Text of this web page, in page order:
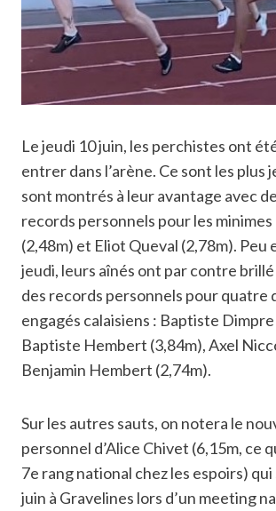
Le jeudi 10 juin, les perchistes ont
entrer dans l’arène. Ce sont les plus
sont montrés à leur avantage avec
records personnels pour les minimes
(2,48m) et Eliot Queval (2,78m). Peu
jeudi, leurs aînés ont par contre
des records personnels pour quatre
engagés calaisiens : Baptiste Dimpre
Baptiste Hembert (3,84m), Axel
Benjamin Hembert (2,74m).
Sur les autres sauts, on notera le
personnel d’Alice Chivet (6,15m, ce
7e rang national chez les espoirs)
juin à Gravelines lors d’un meeting